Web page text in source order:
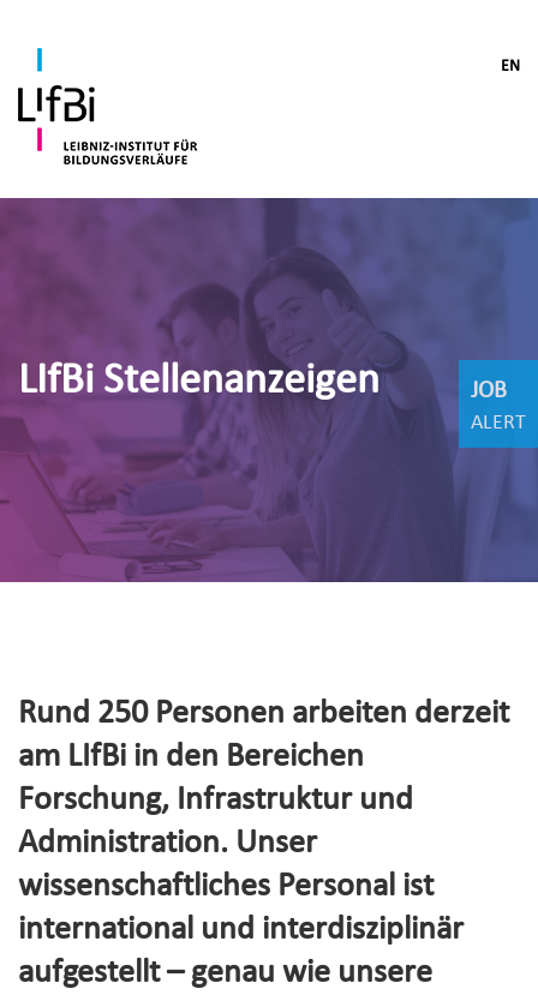
EN
LIfBi Stellenanzeigen
Rund 250 Personen arbeiten derzeit
am LIfBi in den Bereichen
Forschung, Infrastruktur und
Administration. Unser
wissenschaftliches Personal ist
international und interdisziplinär
aufgestellt – genau wie unsere
JOB
ALERT